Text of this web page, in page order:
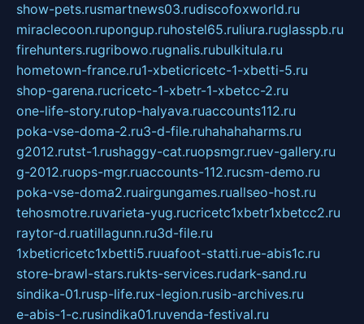
show-pets.rusmartnews03.rudiscofoxworld.ru
miraclecoon.rupongup.ruhostel65.ruliura.ruglasspb.ru
firehunters.rugribowo.rugnalis.rubulkitula.ru
hometown-france.ru1-xbeticricetc-1-xbetti-5.ru
shop-garena.rucricetc-1-xbetr-1-xbetcc-2.ru
one-life-story.rutop-halyava.ruaccounts112.ru
poka-vse-doma-2.ru3-d-file.ruhahahaharms.ru
g2012.rutst-1.rushaggy-cat.ruopsmgr.ruev-gallery.ru
g-2012.ruops-mgr.ruaccounts-112.rucsm-demo.ru
poka-vse-doma2.ruairgungames.ruallseo-host.ru
tehosmotre.ruvarieta-yug.rucricetc1xbetr1xbetcc2.ru
raytor-d.ruatillagunn.ru3d-file.ru
1xbeticricetc1xbetti5.ruuafoot-statti.rue-abis1c.ru
store-brawl-stars.rukts-services.rudark-sand.ru
sindika-01.rusp-life.rux-legion.rusib-archives.ru
e-abis-1-c.rusindika01.ruvenda-festival.ru